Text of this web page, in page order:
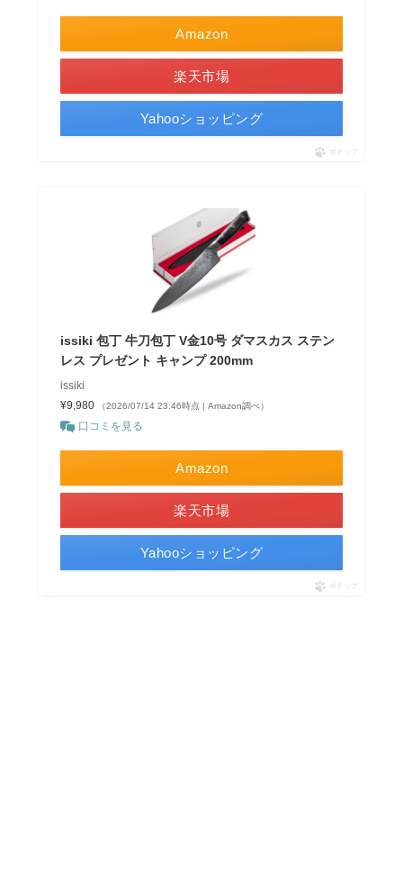
Amazon
楽天市場
Yahooショッピング
ポチップ
issiki 包丁 牛刀包丁 V金10号 ダマスカス ステン
レス プレゼント キャンプ 200mm
issiki
¥9,980
（2026/07/14 23:46時点 | Amazon調べ）
口コミを見る
Amazon
楽天市場
Yahooショッピング
ポチップ